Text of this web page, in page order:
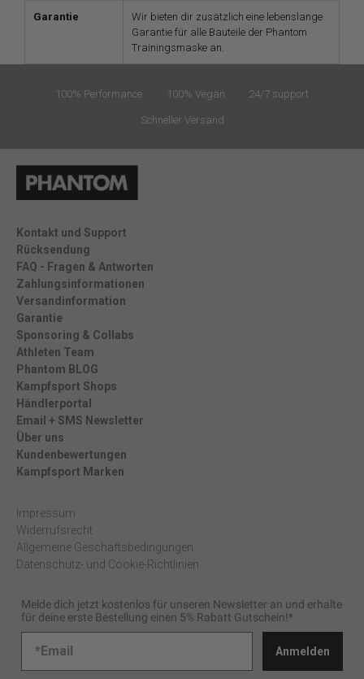
Garantie
Wir bieten dir zusätzlich eine lebenslange
Garantie für alle Bauteile der Phantom
Trainingsmaske an.
100% Performance 100% Vegan 24/7 support
Schneller Versand
Kontakt und Support
Rücksendung
FAQ - Fragen & Antworten
Zahlungsinformationen
Versandinformation
Garantie
Sponsoring & Collabs
Athleten Team
Phantom BLOG
Kampfsport Shops
Händlerportal
Email + SMS Newsletter
Über uns
Kundenbewertungen
Kampfsport Marken
Impressum
Widerrufsrecht
Allgemeine Geschäftsbedingungen
Datenschutz- und Cookie-Richtlinien
Melde dich jetzt kostenlos für unseren Newsletter an und erhalte
für deine erste Bestellung einen 5% Rabatt Gutschein!*
Anmelden